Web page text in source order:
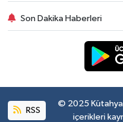
Son Dakika Haberleri
RSS
© 2025 Kütahya
içerikleri